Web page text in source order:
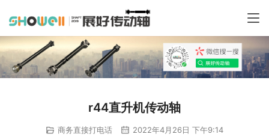
r44直升机传动轴
商务直接打电话 2022年4月26日 下午9:14